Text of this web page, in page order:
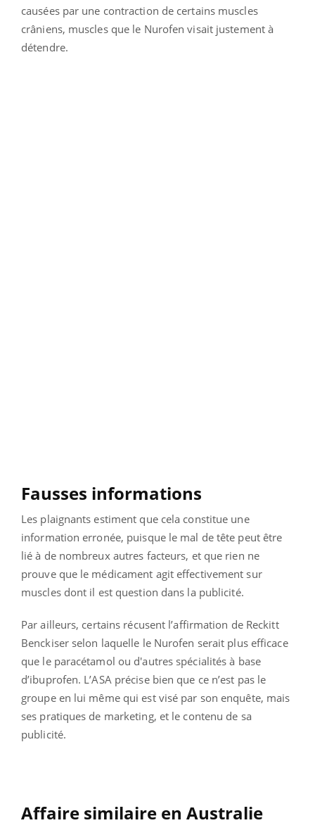
causées par une contraction de certains muscles
crâniens, muscles que le Nurofen visait justement à
détendre.
Fausses informations
Les plaignants estiment que cela constitue une
information erronée, puisque le mal de tête peut être
lié à de nombreux autres facteurs, et que rien ne
prouve que le médicament agit effectivement sur
muscles dont il est question dans la publicité.
Par ailleurs, certains récusent l’affirmation de Reckitt
Benckiser selon laquelle le Nurofen serait plus efficace
que le paracétamol ou d'autres spécialités à base
d’ibuprofen. L’ASA précise bien que ce n’est pas le
groupe en lui même qui est visé par son enquête, mais
ses pratiques de marketing, et le contenu de sa
publicité.
Affaire similaire en Australie